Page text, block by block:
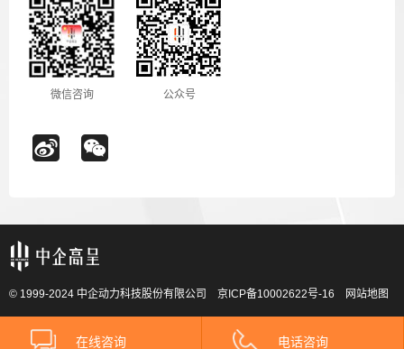
微信咨询 公众号
© 1999-2024 中企动力科技股份有限公司 京ICP备10002622号-16 网站地图
在线咨询 电话咨询